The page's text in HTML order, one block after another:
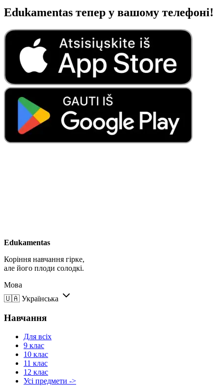
Edukamentas тепер у вашому телефоні!
Edukamentas
Коріння навчання гірке,
але його плоди солодкі.
Мова
🇺🇦 Українська
Навчання
Для всіх
9 клас
10 клас
11 клас
12 клас
Усі предмети ->